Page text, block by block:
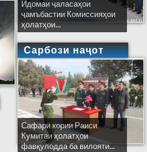
Идомаи ҷаласаҳои
ҷамъбастии Комиссияҳои
ҳолатҳои...
Сарбози наҷот
Сафари кории Раиси
Кумитаи ҳолатҳои
фавқулодда ба вилояти...